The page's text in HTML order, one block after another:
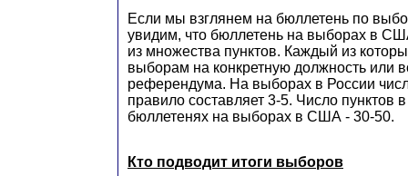
Если мы взглянем на бюллетень по
увидим, что бюллетень на выборах в
из множества пунктов. Каждый из
выборам на конкретную должность или
референдума. На выборах в России
правило составляет 3-5. Число пунктов
бюллетенях на выборах в США - 30-50.
Кто подводит итоги выборов